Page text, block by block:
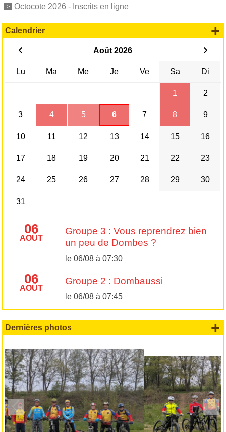
Octocote 2026 - Inscrits en ligne
Calendrier
Août 2026
Lu Ma Me Je Ve Sa Di
1 2
3 4 5 6 7 8 9
10 11 12 13 14 15 16
17 18 19 20 21 22 23
24 25 26 27 28 29 30
31
06
AOÛT
Groupe 3 : Vous reprendrez bien
un peu de Dombes ?
le 06/08 à 07:30
06
AOÛT
Groupe 2 : Dombaussi
le 06/08 à 07:45
+
Dernières photos
Précedent
+